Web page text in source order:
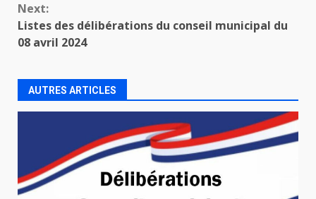
Next:
Listes des délibérations du conseil municipal du
08 avril 2024
AUTRES ARTICLES